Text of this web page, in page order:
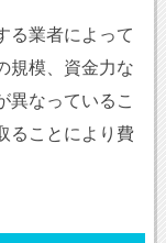
る業者によって
規模、資金力な
異なっているこ
ることにより費